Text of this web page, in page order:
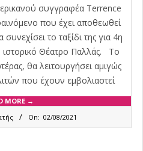
συγγραφέα Terrence
που έχει αποθεωθεί
το ταξίδι της για 4η
Θέατρο Παλλάς. Το
θα λειτουργήσει αμιγώς
που έχουν εμβολιαστεί
MORE →
On: 02/08/2021